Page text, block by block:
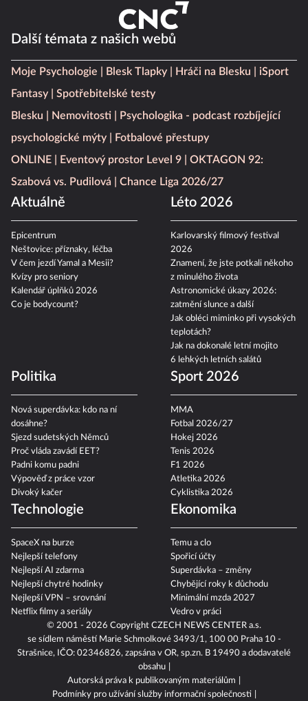
Další témata z našich webů
Moje Psychologie Blesk Tlapky Hráči na Blesku
iSport
Fantasy
Spotřebitelské testy
Blesku
Nemovitosti
Psychologika - podcast rozbíjející
psychologické mýty
Fotbalové přestupy
ONLINE
Eventový prostor Level 9
OKTAGON 92:
Szabová vs. Pudilová
Chance Liga 2026/27
Aktuálně
Epicentrum
Neštovice: příznaky, léčba
V čem jezdí Yamal a Mesii?
Kvízy pro seniory
Kalendář úplňků 2026
Co je bodycount?
Léto 2026
Karlovarský filmový festival
2026
Znamení, že jste potkali někoho
z minulého života
Astronomické úkazy 2026:
zatmění slunce a další
Jak obléci miminko při vysokých
teplotách?
Jak na dokonalé letní mojito
6 lehkých letních salátů
Politika
Nová superdávka: kdo na ní
dosáhne?
Sjezd sudetských Němců
Proč vláda zavádí EET?
Padni komu padni
Výpověď z práce vzor
Divoký kačer
Sport 2026
MMA
Fotbal 2026/27
Hokej 2026
Tenis 2026
F1 2026
Atletika 2026
Cyklistika 2026
Technologie
SpaceX na burze
Nejlepší telefony
Nejlepší AI zdarma
Nejlepší chytré hodinky
Nejlepší VPN – srovnání
Netflix filmy a seriály
Ekonomika
Temu a clo
Spořicí účty
Superdávka – změny
Chybějící roky k důchodu
Minimální mzda 2027
Vedro v práci
© 2001 - 2026 Copyright CZECH NEWS CENTER a.s.
se sídlem náměstí Marie Schmolkové 3493/1, 100 00 Praha 10 -
Strašnice, IČO: 02346826, zapsána v OR, sp.zn. B 19490 a dodavatelé
obsahu
Autorská práva k publikovaným materiálům
Podmínky pro užívání služby informační společnosti